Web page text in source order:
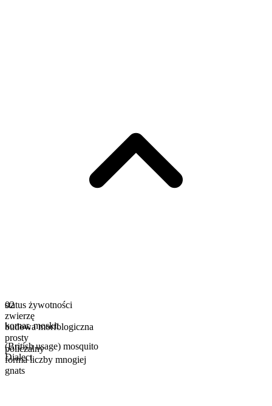
status żywotności
zwierzę
budowa morfologiczna
prosty
policzalny
forma liczby mnogiej
gnats
02
komar,moskit
(British usage) mosquito
Dialect